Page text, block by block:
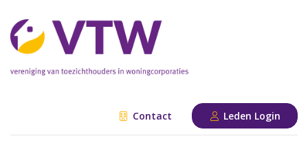
Contact Leden Login